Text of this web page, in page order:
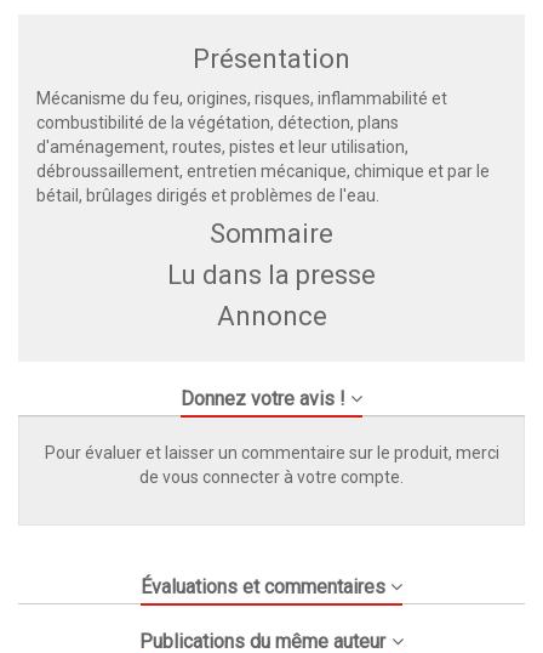
Présentation
Mécanisme du feu, origines, risques, inflammabilité et
combustibilité de la végétation, détection, plans
d'aménagement, routes, pistes et leur utilisation,
débroussaillement, entretien mécanique, chimique et par le
bétail, brûlages dirigés et problèmes de l'eau.
Sommaire
Lu dans la presse
Annonce
Donnez votre avis !
Pour évaluer et laisser un commentaire sur le produit, merci
de vous connecter à votre compte.
Évaluations et commentaires
Publications du même auteur